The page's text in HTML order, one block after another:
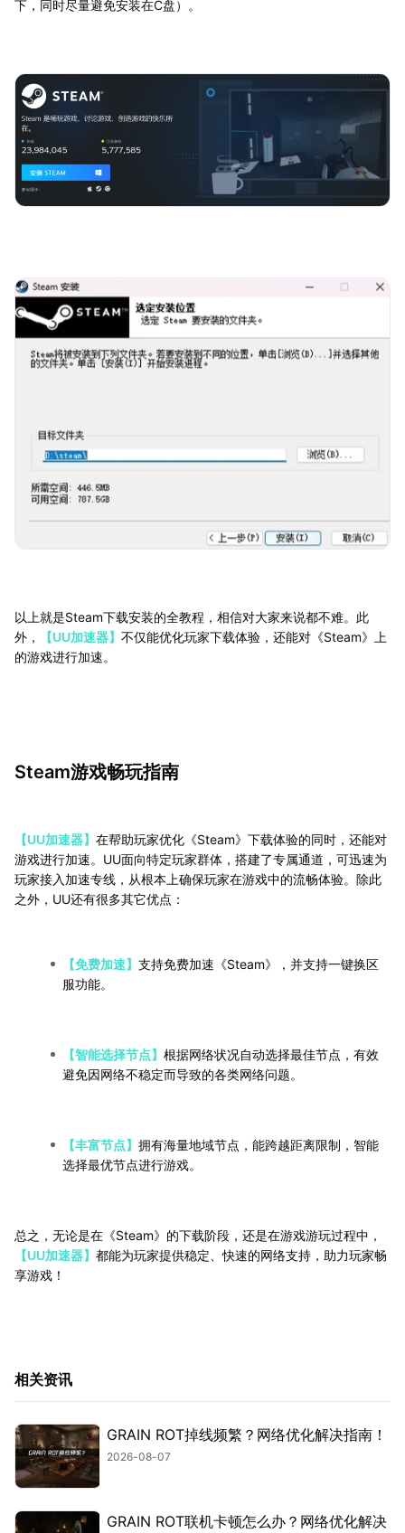
下，同时尽量避免安装在C盘）。
以上就是Steam下载安装的全教程，相信对大家来说都不难。此
外，
【UU加速器】 不仅能优化玩家下载体验，还能对《Steam》上
的游戏进行加速。
Steam游戏畅玩指南
【UU加速器】 在帮助玩家优化《Steam》下载体验的同时，还能对
游戏进行加速。UU面向特定玩家群体，搭建了专属通道，可迅速为
玩家接入加速专线，从根本上确保玩家在游戏中的流畅体验。除此
之外，UU还有很多其它优点：
【免费加速】 支持免费加速《Steam》，并支持一键换区
服功能。
【智能选择节点】 根据网络状况自动选择最佳节点，有效
避免因网络不稳定而导致的各类网络问题。
【丰富节点】 拥有海量地域节点，能跨越距离限制，智能
选择最优节点进行游戏。
总之，无论是在《Steam》的下载阶段，还是在游戏游玩过程中，
【UU加速器】 都能为玩家提供稳定、快速的网络支持，助力玩家畅
享游戏！
相关资讯
GRAIN ROT掉线频繁？网络优化解决指南！
2026-08-07
GRAIN ROT联机卡顿怎么办？网络优化解决